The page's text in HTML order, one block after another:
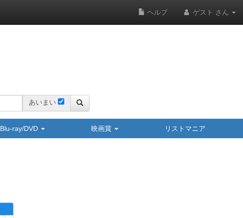
ヘルプ ゲスト さん
あいまい
Blu-ray/DVD 映画賞 リストマニア